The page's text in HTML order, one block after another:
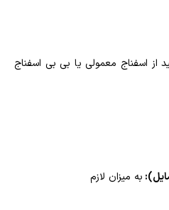
از اسفناج معمولی یا بی بی اسفناج
به میزان لازم